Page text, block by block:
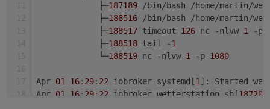
             ├─
187189 /bin/bash /home/martin/
             ├─
188516 /bin/bash /home/martin/
             ├─
188517 timeout 126 nc -nlvw 1 -p
             ├─
188518 tail -1
             └─
188519 nc -nlvw 1 -p 1080
Apr 01 16: 29: 22 iobroker systemd[1]: Started
Apr 01 16: 29: 22 iobroker wetterstation.sh[187206